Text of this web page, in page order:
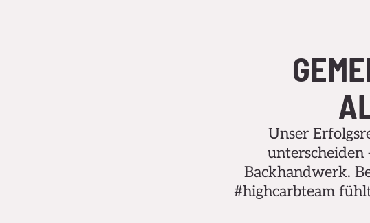
Unser
unterscheiden
Backhandwerk.
#highcarbteam